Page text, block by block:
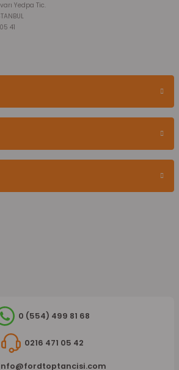
Yedpa Tic.
41
0 (554) 499 81 68
0216 471 05 42